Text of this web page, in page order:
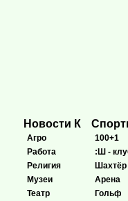
Новости К
Агро
Работа
Религия
Музеи
Театр
100+1
:Ш -
Шахтёр
Арена
Гольф